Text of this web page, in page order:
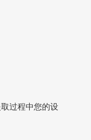
过程中您的设